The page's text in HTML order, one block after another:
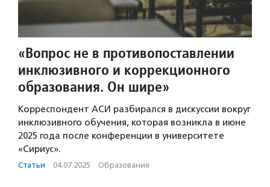
«Вопрос не в противопоставлении
инклюзивного и коррекционного
образования. Он шире»
Корреспондент АСИ разбирался в дискуссии вокруг
инклюзивного обучения, которая возникла в июне
2025 года после конференции в университете
«Сириус».
Статьи · 04.07.2025 · Образование